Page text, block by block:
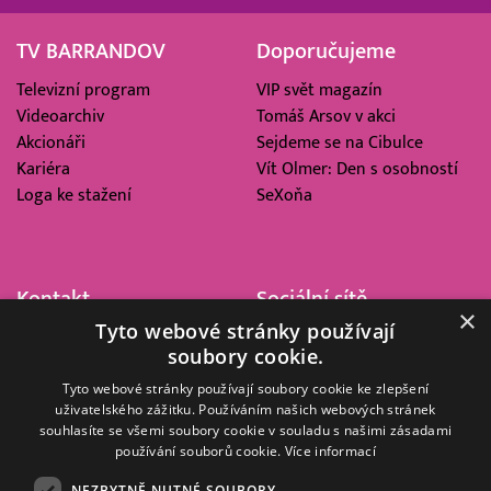
TV BARRANDOV
Televizní program
Videoarchiv
Akcionáři
Kariéra
Loga ke stažení
Doporučujeme
VIP svět magazín
Tomáš Arsov v akci
Sejdeme se na Cibulce
Vít Olmer: Den s osobností
SeXoňa
Kontakt
Barrandov Televizní Studio,
Kříženeckého nám. 322
152 00 Praha 5
IČ 416 93 311
Sociální sítě
×
Tyto webové stránky používají
soubory cookie.
Tyto webové stránky používají soubory cookie ke zlepšení
uživatelského zážitku. Používáním našich webových stránek
souhlasíte se všemi soubory cookie v souladu s našimi zásadami
používání souborů cookie. Více informací